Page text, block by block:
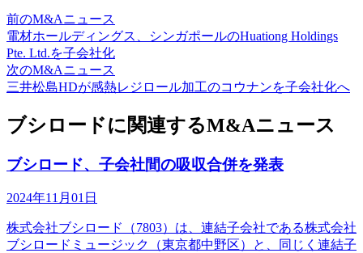
前のM&Aニュース
電材ホールディングス、シンガポールのHuationg Holdings
Pte. Ltd.を子会社化
次のM&Aニュース
三井松島HDが感熱レジロール加工のコウナンを子会社化へ
ブシロードに関連するM&Aニュース
ブシロード、子会社間の吸収合併を発表
2024年11月01日
株式会社ブシロード（7803）は、連結子会社である株式会社
ブシロードミュージック（東京都中野区）と、同じく連結子